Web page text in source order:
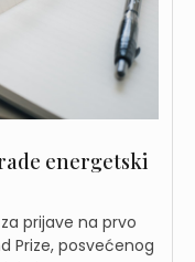
energetski
prijave na prvo
Prize, posvećenog